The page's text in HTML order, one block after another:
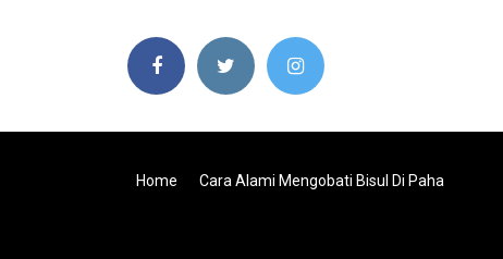
Home Cara Alami Mengobati Bisul Di Paha